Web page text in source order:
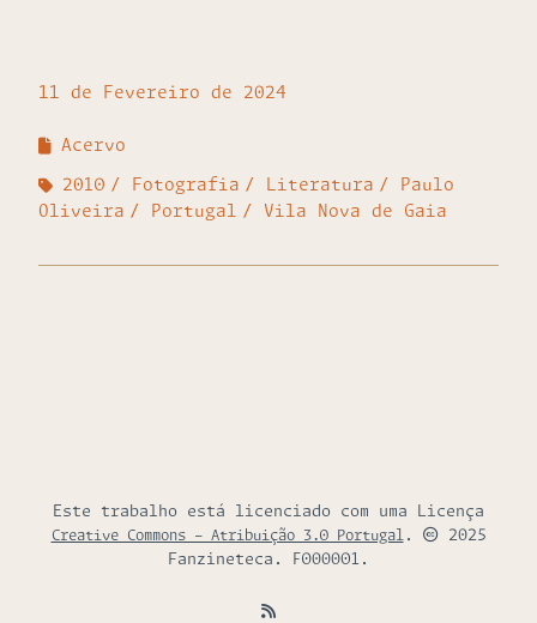
11 de Fevereiro de 2024
Acervo
2010 Fotografia Literatura
Paulo
Oliveira
Portugal Vila Nova de Gaia
Este trabalho está licenciado com uma Licença
Creative Commons - Atribuição 3.0 Portugal.
2025
Fanzineteca. F000001.